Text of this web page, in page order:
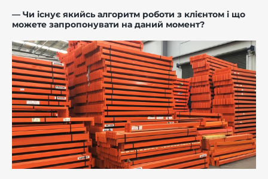
— Чи існує якийсь алгоритм роботи з клієнтом і що
можете запропонувати на даний момент?